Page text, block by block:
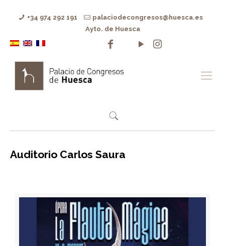
+34 974 292 191
palaciodecongresos@huesca.es
Ayto. de Huesca
Auditorio Carlos Saura